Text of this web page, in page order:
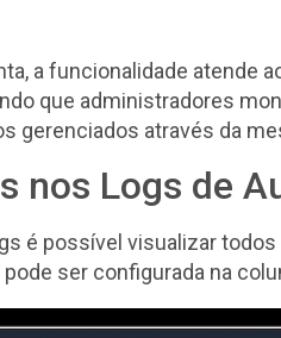
a funcionalidade atende
que administradores
gerenciados através da
nos Logs de
é possível visualizar
ser configurada na